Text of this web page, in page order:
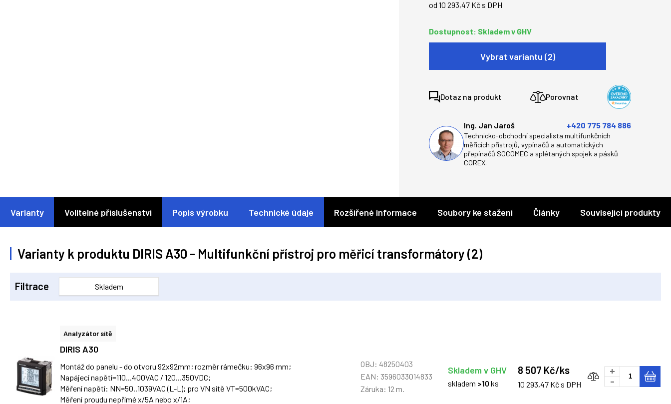
od 10 293,47 Kč s DPH
Dostupnost: Skladem v GHV
Vybrat variantu (2)
Dotaz na produkt Porovnat
Ing. Jan Jaroš +420 775 784 886
Technicko-obchodní specialista multifunkčních
měřicích přístrojů, vypínačů a automatických
přepínačů SOCOMEC a splétaných spojek a pásků
COREX.
Varianty Volitelné příslušenství Popis výrobku Technické údaje Rozšířené informace Soubory ke stažení Články Související produkty
Varianty k produktu DIRIS A30 - Multifunkční přístroj pro měřicí transformátory (2)
Filtrace Skladem
Analyzátor sítě
DIRIS A30
Montáž do panelu - do otvoru 92x92mm; rozměr rámečku: 96x96 mm;
Napájecí napětí=110...400VAC / 120...350VDC;
Měření napětí: NN=50..1039VAC (L-L); pro VN sítě VT=500kVAC;
Měření proudu nepřímé x/5A nebo x/1A;
OBJ: 48250403
EAN: 3596033014833
Záruka: 12 m.
Skladem v GHV
skladem >10 ks
8 507 Kč/ks
10 293,47 Kč s DPH
+
-